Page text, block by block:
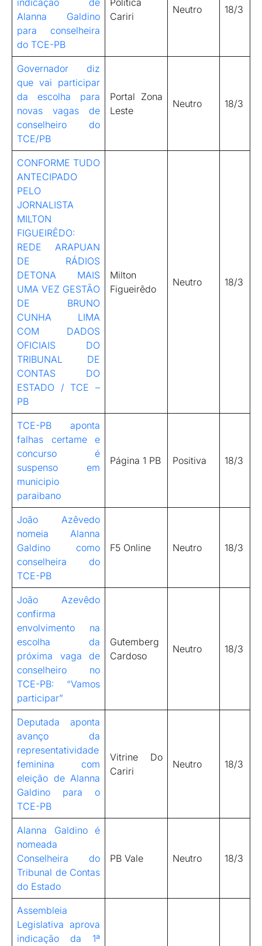
indicação de
Alanna Galdino
para conselheira
do TCE-PB
Política
Cariri
Neutro 18/3
Governador diz
que vai participar
da escolha para
novas vagas de
conselheiro do
TCE/PB
Portal Zona
Leste
Neutro 18/3
CONFORME TUDO
ANTECIPADO
PELO
JORNALISTA
MILTON
FIGUEIRÊDO:
REDE ARAPUAN
DE RÁDIOS
DETONA MAIS
UMA VEZ GESTÃO
DE BRUNO
CUNHA LIMA
COM DADOS
OFICIAIS DO
TRIBUNAL DE
CONTAS DO
ESTADO / TCE –
PB
Milton
Figueirêdo
Neutro 18/3
TCE-PB aponta
falhas certame e
concurso é
suspenso em
municipio
paraibano
Página 1 PB Positiva 18/3
João Azêvedo
nomeia Alanna
Galdino como
conselheira do
TCE-PB
F5 Online Neutro 18/3
João Azevêdo
confirma
envolvimento na
escolha da
próxima vaga de
conselheiro no
TCE-PB: “Vamos
participar”
Gutemberg
Cardoso
Neutro 18/3
Deputada aponta
avanço da
representatividade
feminina com
eleição de Alanna
Galdino para o
TCE-PB
Vitrine Do
Cariri
Neutro 18/3
Alanna Galdino é
nomeada
Conselheira do
Tribunal de Contas
do Estado
PB Vale Neutro 18/3
Assembleia
Legislativa aprova
indicação da 1ª